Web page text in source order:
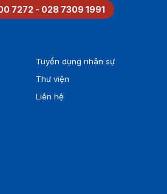
7272 - 028 7309 1991
Tuyển dụng nhân sự
Thư viện
Liên hệ